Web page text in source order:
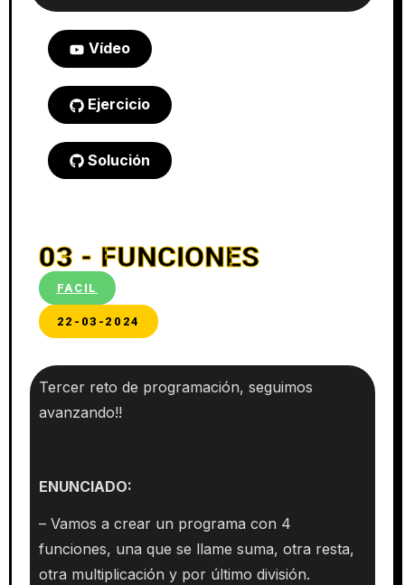
Vídeo
Ejercicio
Solución
03 - FUNCIONES
FACIL
22-03-2024
Tercer reto de programación, seguimos
avanzando!!
ENUNCIADO:
– Vamos a crear un programa con 4
funciones, una que se llame suma, otra resta,
otra multiplicación y por último división.